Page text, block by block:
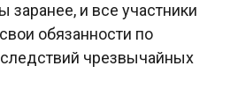
заранее, и все участники
обязанности по
чрезвычайных